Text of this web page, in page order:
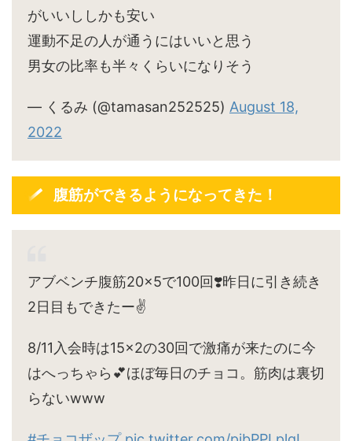
がいいししかも安い
運動不足の人が通うにはいいと思う
男女の比率も半々くらいになりそう
— くるみ (@tamasan252525) August 18,
2022
腹筋ができるようになってきた！
アブベンチ腹筋20×5で100回❣️昨日に引き続き
2日目もできたー✌️
8/11入会時は15×2の30回で激痛が来たのに今
はへっちゃら💕ほぼ毎日のチョコ。筋肉は裏切
らないwww